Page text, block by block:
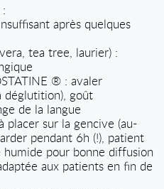
après quelques
tea tree, laurier) :
® : avaler
déglutition), goût
de la langue
placer sur la gencive (au-
pendant 6h (!), patient
pour bonne diffusion
aux patients en fin de